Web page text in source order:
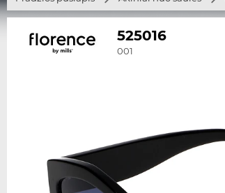
525016
001